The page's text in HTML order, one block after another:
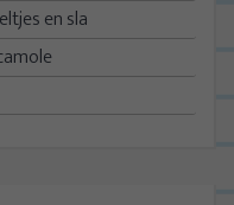
en sla